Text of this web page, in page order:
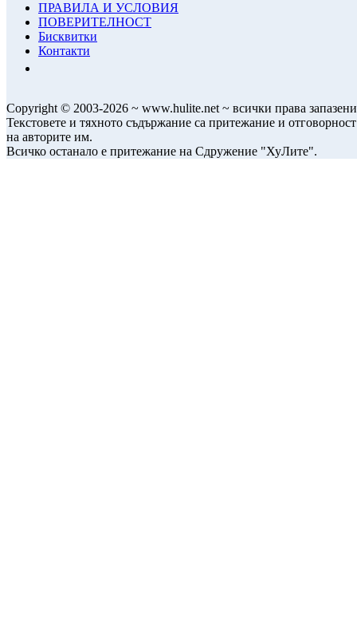
ПРАВИЛА И УСЛОВИЯ
ПОВЕРИТЕЛНОСТ
Бисквитки
Контакти
Copyright © 2003-2026 ~ www.hulite.net ~ всички права
Текстовете и тяхното съдържание са притежание и отговорност
на авторите им.
Всичко останало е притежание на Сдружение "ХуЛите".